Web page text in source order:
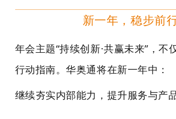
新一年，稳步前
年会主题“持续创新·共赢未来”，不
行动指南。华奥通将在新一年中：
继续夯实内部能力，提升服务与产